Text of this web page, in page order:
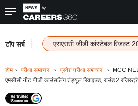
टॉप सर्च एसएससी जीडी कांस्टेबल रिजल्ट
होम परीक्षा समाचार प्रवेश परीक्षा समाचार
MCC
एमसीसी नीट पीजी काउंसलिंग शेड्यूल रिवाइज्ड; राउंड 2